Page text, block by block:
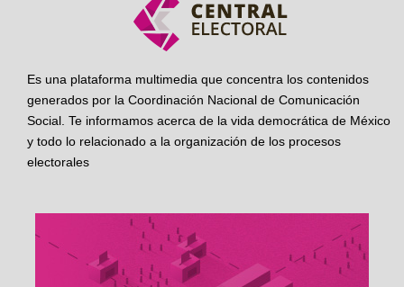
Es una plataforma multimedia que concentra los contenidos
generados por la Coordinación Nacional de Comunicación
Social. Te informamos acerca de la vida democrática de México
y todo lo relacionado a la organización de los procesos
electorales